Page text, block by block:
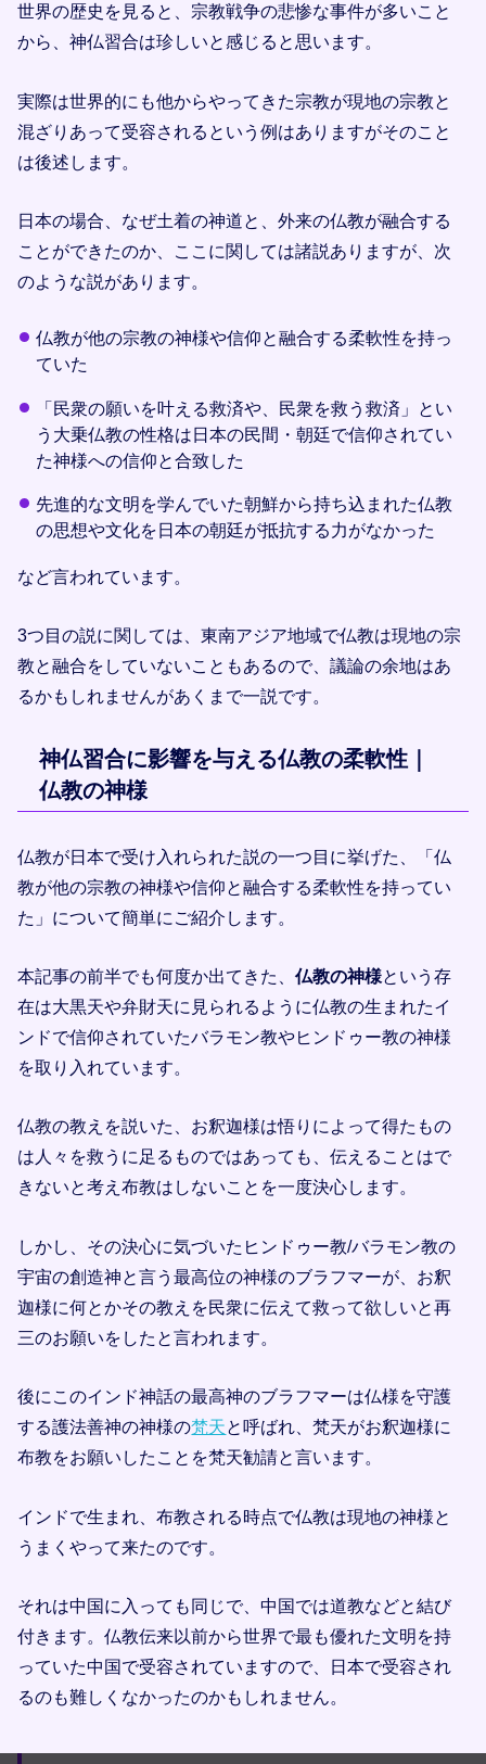
世界の歴史を見ると、宗教戦争の悲惨な事件が多いこと
から、神仏習合は珍しいと感じると思います。
実際は世界的にも他からやってきた宗教が現地の宗教と
混ざりあって受容されるという例はありますがそのこと
は後述します。
日本の場合、なぜ土着の神道と、外来の仏教が融合する
ことができたのか、ここに関しては諸説ありますが、次
のような説があります。
仏教が他の宗教の神様や信仰と融合する柔軟性を持っ
ていた
「民衆の願いを叶える救済や、民衆を救う救済」とい
う大乗仏教の性格は日本の民間・朝廷で信仰されてい
た神様への信仰と合致した
先進的な文明を学んでいた朝鮮から持ち込まれた仏教
の思想や文化を日本の朝廷が抵抗する力がなかった
など言われています。
3つ目の説に関しては、東南アジア地域で仏教は現地の宗
教と融合をしていないこともあるので、議論の余地はあ
るかもしれませんがあくまで一説です。
神仏習合に影響を与える仏教の柔軟性｜
仏教の神様
仏教が日本で受け入れられた説の一つ目に挙げた、「仏
教が他の宗教の神様や信仰と融合する柔軟性を持ってい
た」について簡単にご紹介します。
本記事の前半でも何度か出てきた、仏教の神様という存
在は大黒天や弁財天に見られるように仏教の生まれたイ
ンドで信仰されていたバラモン教やヒンドゥー教の神様
を取り入れています。
仏教の教えを説いた、お釈迦様は悟りによって得たもの
は人々を救うに足るものではあっても、伝えることはで
きないと考え布教はしないことを一度決心します。
しかし、その決心に気づいたヒンドゥー教/バラモン教の
宇宙の創造神と言う最高位の神様のブラフマーが、お釈
迦様に何とかその教えを民衆に伝えて救って欲しいと再
三のお願いをしたと言われます。
後にこのインド神話の最高神のブラフマーは仏様を守護
する護法善神の神様の梵天と呼ばれ、梵天がお釈迦様に
布教をお願いしたことを梵天勧請と言います。
インドで生まれ、布教される時点で仏教は現地の神様と
うまくやって来たのです。
それは中国に入っても同じで、中国では道教などと結び
付きます。仏教伝来以前から世界で最も優れた文明を持
っていた中国で受容されていますので、日本で受容され
るのも難しくなかったのかもしれません。